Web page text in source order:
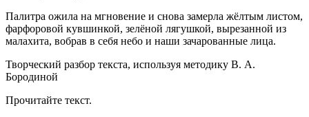
Палитра ожила на мгновение и снова замерла жёлтым листом,
фарфоровой кувшинкой, зелёной лягушкой, вырезанной из
малахита, вобрав в себя небо и наши зачарованные лица.
Творческий разбор текста, используя методику В. А.
Бородиной
Прочитайте текст.